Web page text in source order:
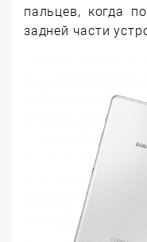
пальцев, когда
задней части